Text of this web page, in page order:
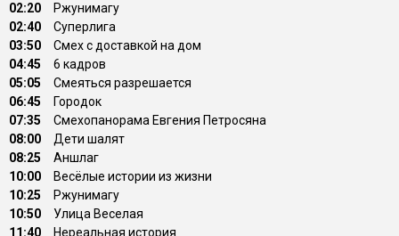
02:20
Ржунимагу
02:40
Суперлига
03:50
Смех с доставкой на дом
04:45
6 кадров
05:05
Смеяться разрешается
06:45
Городок
07:35
Смехопанорама Евгения Петросяна
08:00
Дети шалят
08:25
Аншлаг
10:00
Весёлые истории из жизни
10:25
Ржунимагу
10:50
Улица Веселая
11:40
Нереальная история